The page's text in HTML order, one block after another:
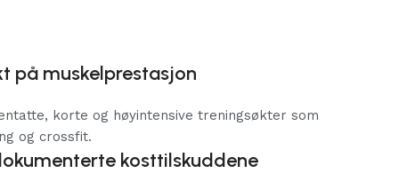
på muskelprestasjon
korte og høyintensive treningsøkter som
og crossfit.
kosttilskuddene